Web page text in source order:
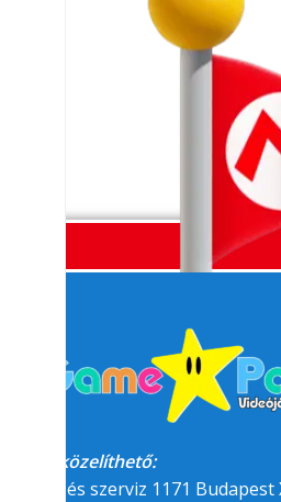
Megközelíthető:
üzlet és szerviz 1171